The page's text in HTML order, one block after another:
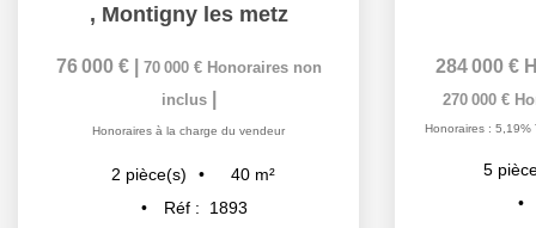
, Montigny les metz
76 000 € 70 000 € Honoraires non
inclus
Honoraires à la charge du vendeur
2 pièce(s) 40 m²
Réf :
1893
284 000 €
270 000 €
Honoraires : 5,19%
5